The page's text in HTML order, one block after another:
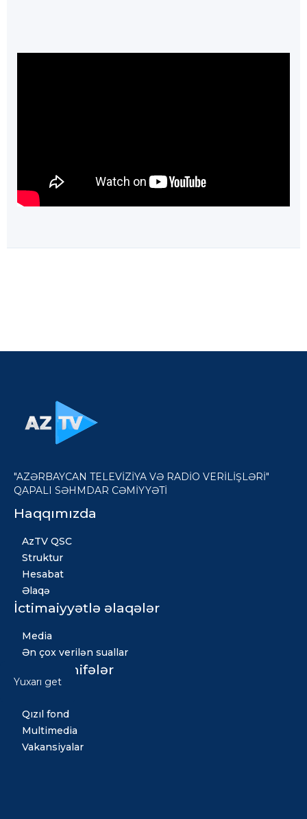
"AZƏRBAYCAN TELEVİZİYA VƏ RADİO VERİLİŞLƏRİ"
QAPALI SƏHMDAR CƏMİYYƏTİ
Haqqımızda
AzTV QSC
Struktur
Hesabat
Əlaqə
İctimaiyyətlə əlaqələr
Media
Ən çox verilən suallar
Digər səhifələr
Qızıl fond
Multimedia
Vakansiyalar
Yuxarı get